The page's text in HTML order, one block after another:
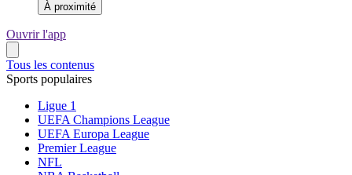
À proximité
Ouvrir l'app
Tous les contenus
Sports populaires
Ligue 1
UEFA Champions League
UEFA Europa League
Premier League
NFL